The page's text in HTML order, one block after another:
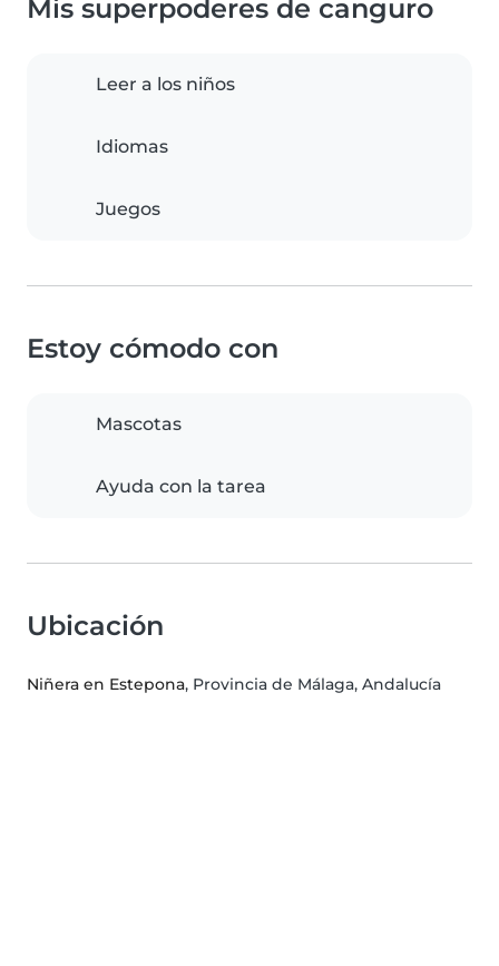
Mis superpoderes de canguro
Leer a los niños
Idiomas
Juegos
Estoy cómodo con
Mascotas
Ayuda con la tarea
Ubicación
Niñera en Estepona, Provincia de Málaga, Andalucía